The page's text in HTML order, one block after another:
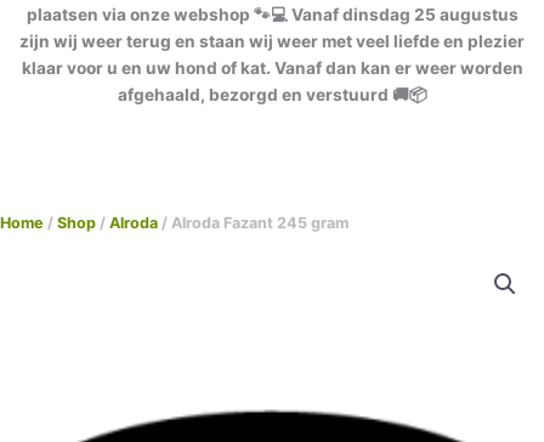
plaatsen via onze webshop 🐾💻 Vanaf dinsdag 25 augustus
zijn wij weer terug en staan wij weer met veel liefde en plezier
klaar voor u en uw hond of kat. Vanaf dan kan er weer worden
afgehaald, bezorgd en verstuurd 🚚📦
Home / Shop / Alroda / Alroda Fazant 245 gram